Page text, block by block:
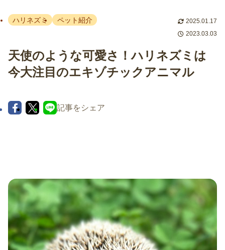
ハリネズミ ペット紹介
2025.01.17
2023.03.03
天使のような可愛さ！ハリネズミは
今大注目のエキゾチックアニマル
記事をシェア